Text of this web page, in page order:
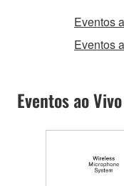
Eventos
Eventos
Eventos ao